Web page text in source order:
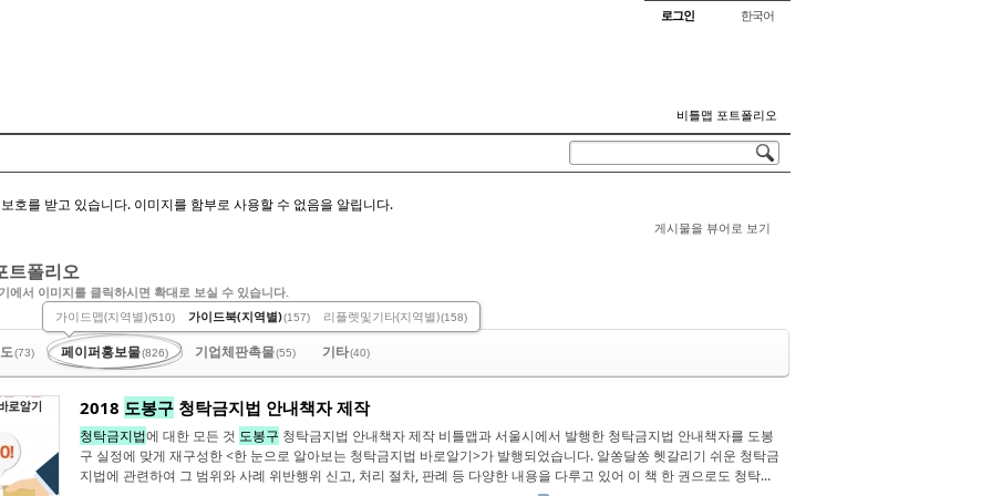
로그인 한국어
비틀맵 포트폴리오
호를 받고 있습니다. 이미지를 함부로 사용할 수 없음을 알립니다.
게시물을 뷰어로 보기
트폴리오
에서 이미지를 클릭하시면 확대로 보실 수 있습니다.
(73) 페이퍼홍보물(826)
가이드맵(지역별)(510) 가이드북(지역별)(157) 리플렛및기타(지역별)(158)
기업체판촉물(55) 기타(40)
2018 도봉구 청탁금지법 안내책자 제작
청탁금지법에 대한 모든 것 도봉구 청탁금지법 안내책자 제작 비틀맵과 서울시에서 발행한 청탁금지법 안내책자를 도봉
구 실정에 맞게 재구성한 <한 눈으로 알아보는 청탁금지법 바로알기>가 발행되었습니다. 알쏭달쏭 헷갈리기 쉬운 청탁금
지법에 관련하여 그 범위와 사례 위반행위 신고, 처리 절차, 판례 등 다양한 내용을 다루고 있어 이 책 한 권으로도 청탁...